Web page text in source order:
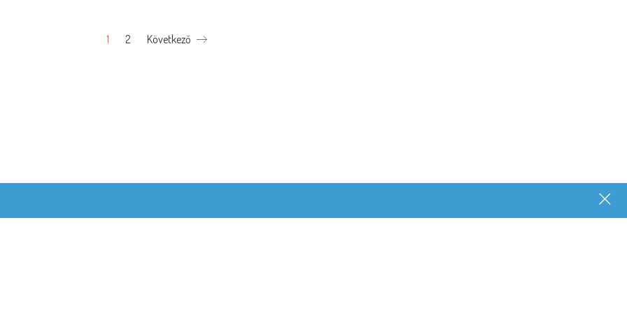
1 2 Következő
© Copyright 2020 ·Frédo Fonal és Gobelin webshopbykardoscsabi